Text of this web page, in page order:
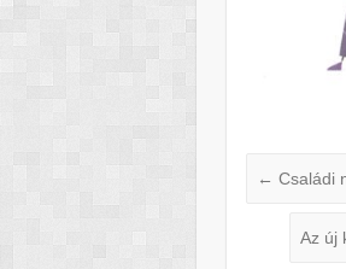
← Családi
Az új